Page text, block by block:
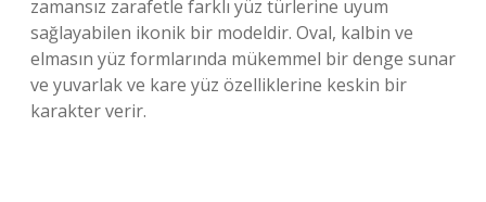
zamansız zarafetle farklı yüz türlerine uyum
sağlayabilen ikonik bir modeldir. Oval, kalbin ve
elmasın yüz formlarında mükemmel bir denge sunar
ve yuvarlak ve kare yüz özelliklerine keskin bir
karakter verir.